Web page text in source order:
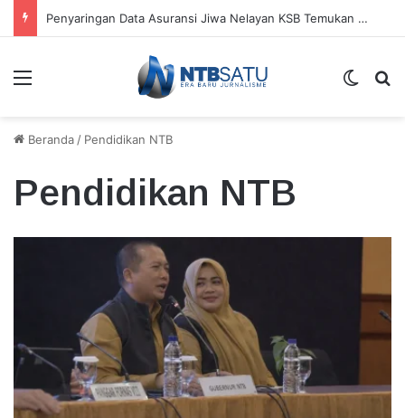
Penyaringan Data Asuransi Jiwa Nelayan KSB Temukan Kepesertaan Ganda
Menu
Beranda / Pendidikan NTB
Pendidikan NTB